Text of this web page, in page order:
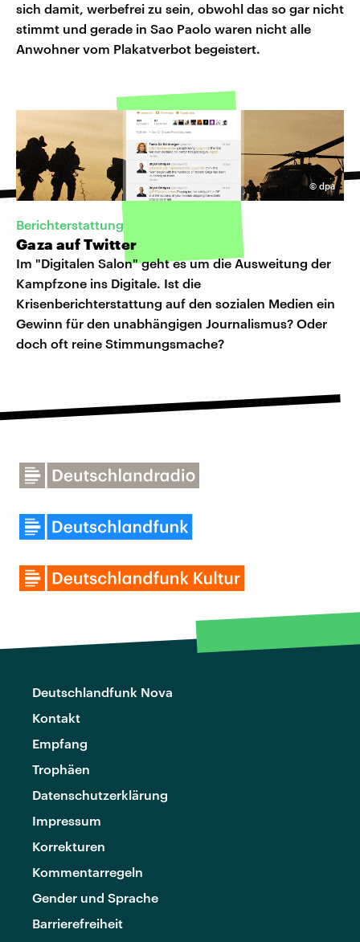
sich damit, werbefrei zu sein, obwohl das so gar nicht
stimmt und gerade in Sao Paolo waren nicht alle
Anwohner vom Plakatverbot begeistert.
© dpa
Berichterstattung
Gaza auf Twitter
Im "Digitalen Salon" geht es um die Ausweitung der
Kampfzone ins Digitale. Ist die
Krisenberichterstattung auf den sozialen Medien ein
Gewinn für den unabhängigen Journalismus? Oder
doch oft reine Stimmungsmache?
Deutschlandfunk Nova
Kontakt
Empfang
Trophäen
Datenschutzerklärung
Impressum
Korrekturen
Kommentarregeln
Gender und Sprache
Barrierefreiheit